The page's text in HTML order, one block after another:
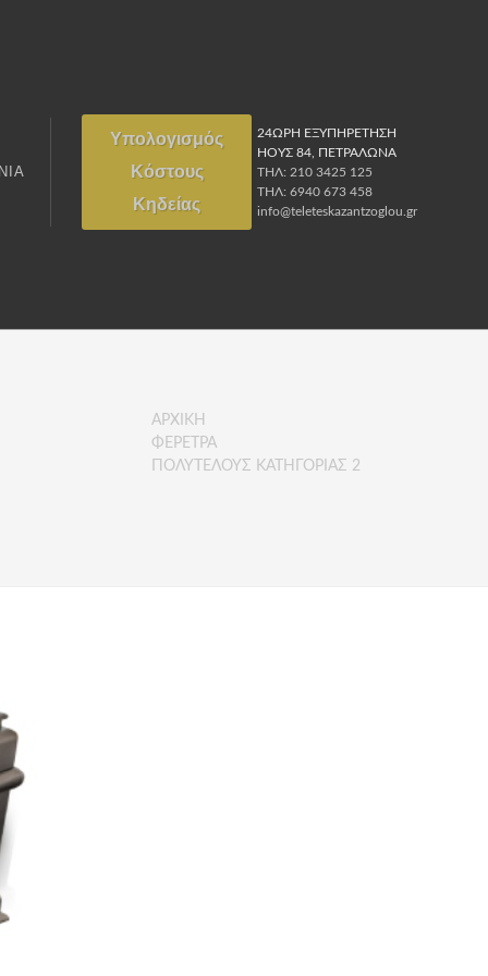
Υπολογισμός
Κόστους
Κηδείας
24ΩΡΗ ΕΞΥΠΗΡΕΤΗΣΗ
ΗΟΥΣ 84, ΠΕΤΡΑΛΩΝΑ
ΤΗΛ: 210 3425 125
ΤΗΛ: 6940 673 458
info@teleteskazantzoglou.gr
ΑΡΧΙΚΗ
ΦΕΡΕΤΡΑ
ΠΟΛΥΤΕΛΟΥΣ ΚΑΤΗΓΟΡΙΑΣ 2